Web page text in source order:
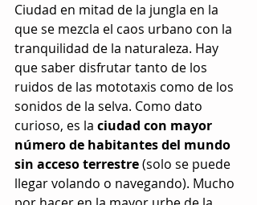
Ciudad en mitad de la jungla en la
que se mezcla el caos urbano con la
tranquilidad de la naturaleza. Hay
que saber disfrutar tanto de los
ruidos de las mototaxis como de los
sonidos de la selva. Como dato
curioso, es la ciudad con mayor
número de habitantes del mundo
sin acceso terrestre (solo se puede
llegar volando o navegando). Mucho